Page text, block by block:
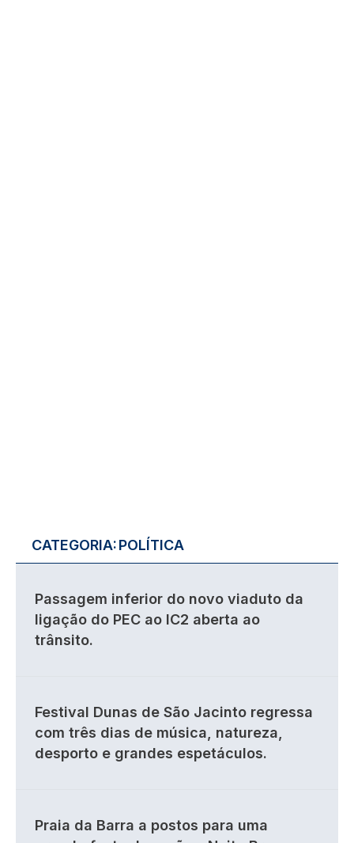
CATEGORIA:POLÍTICA
Passagem inferior do novo viaduto da
ligação do PEC ao IC2 aberta ao
trânsito.
Festival Dunas de São Jacinto regressa
com três dias de música, natureza,
desporto e grandes espetáculos.
Praia da Barra a postos para uma